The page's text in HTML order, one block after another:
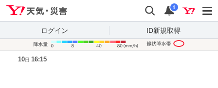
検索 通知
i
ログイン ID新規取得
10日 16:15